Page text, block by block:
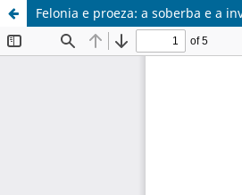
Felonia e proeza: a soberba e a